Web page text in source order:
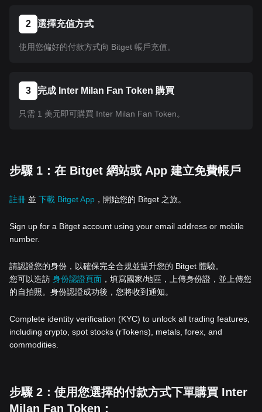
2 選擇充值方式
使用您偏好的付款方式向 Bitget 帳戶充值。
3 完成 Inter Milan Fan Token 購買
只需 1 美元即可購買 Inter Milan Fan Token。
步驟 1：在 Bitget 網站或 App 建立免費帳戶
註冊 並 下載 Bitget App ，開始您的 Bitget 之旅。
Sign up for a Bitget account using your email address or mobile
number.
請認證您的身份，以確保完全合規並提升您的 Bitget 體驗。
您可以造訪 身份認證頁面 ，填寫國家/地區，上傳身份證，並上傳您
的自拍照。身份認證成功後，您將收到通知。
Complete identity verification (KYC) to unlock all trading features,
including crypto, spot stocks (rTokens), metals, forex, and
commodities.
步驟 2：使用您選擇的付款方式下單購買 Inter
Milan Fan Token：